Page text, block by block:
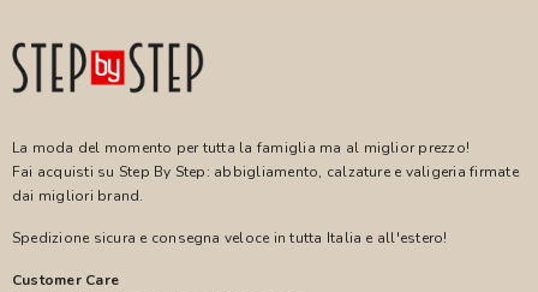
La moda del momento per tutta la famiglia ma al miglior prezzo!
Fai acquisti su Step By Step: abbigliamento, calzature e valigeria firmate
dai migliori brand.
Spedizione sicura e consegna veloce in tutta Italia e all'estero!
Customer Care